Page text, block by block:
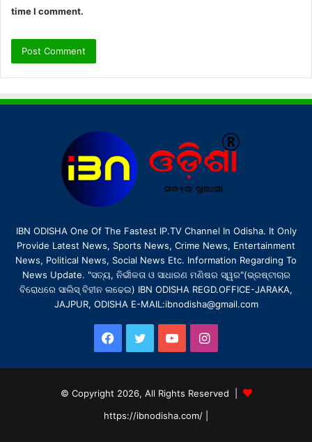
time I comment.
IBN ODISHA One Of The Fastest IP.TV Channel In Odisha. It Only
Provide Latest News, Sports News, Crime News, Entertainment
News, Political News, Social News Etc. Information Regarding To
News Update. "ସତ୍ୟ, ନିର୍ଭୀକତା ଓ ସାଧାରଣ ମଣିଷର ସ୍ୱର"(ଭ୍ରଷ୍ଟାଚାର
ବିରୋଧରେ ସାଲିସ୍ ବିହୀନ ଲଢେଇ) IBN ODISHA REGD.OFFICE-JARAKA,
JAJPUR, ODISHA E-MAIL:ibnodisha@gmail.com
Facebook
TwitterYouTubeInstagram
© Copyright 2026, All Rights Reserved |
https://ibnodisha.com/